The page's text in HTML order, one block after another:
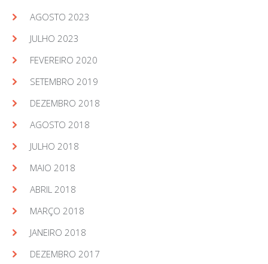
AGOSTO 2023
JULHO 2023
FEVEREIRO 2020
SETEMBRO 2019
DEZEMBRO 2018
AGOSTO 2018
JULHO 2018
MAIO 2018
ABRIL 2018
MARÇO 2018
JANEIRO 2018
DEZEMBRO 2017